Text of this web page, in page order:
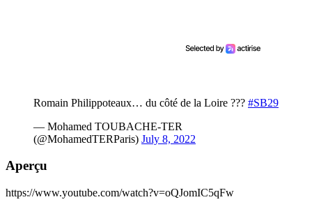
Romain Philippoteaux… du côté de la Loire ??? #SB29
— Mohamed TOUBACHE-TER
(@MohamedTERParis) July 8, 2022
Aperçu
https://www.youtube.com/watch?v=oQJomIC5qFw